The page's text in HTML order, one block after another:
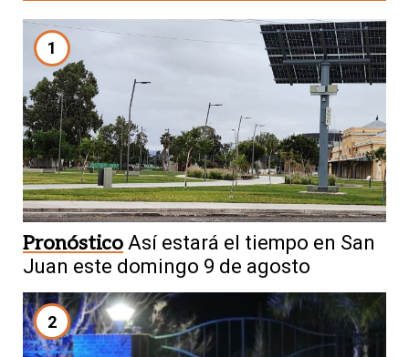
1
Pronóstico Así estará el tiempo en San
Juan este domingo 9 de agosto
2